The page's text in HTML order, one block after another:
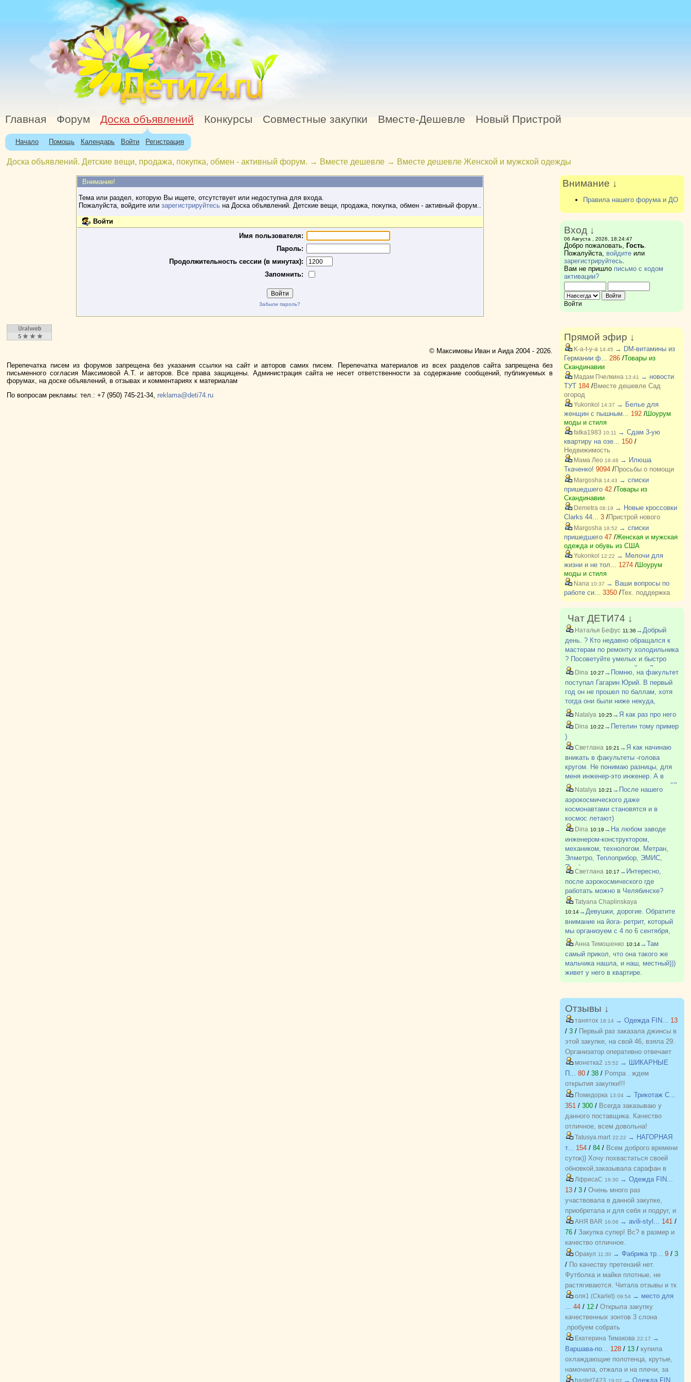
Главная Форум Доска объявлений Конкурсы Совместные закупки Вместе-Дешевле Новый Пристрой
Начало Помощь Календарь Войти Регистрация
Доска объявлений. Детские вещи, продажа, покупка, обмен - активный форум. → Вместе дешевле → Вместе дешевле Женской и мужской одежды
Внимание!
Тема или раздел, которую Вы ищете, отсутствует или недоступна для входа.
Пожалуйста, войдите или зарегистрируйтесьна Доска объявлений. Детские вещи, продажа, покупка, обмен - активный форум..
Войти
Имя пользователя:
Пароль:
Продолжительность сессии (в минутах):
Запомнить:
Забыли пароль?
© Максимовы Иван и Аида 2004 - 2026.
Перепечатка писем из форумов запрещена без указания ссылки на сайт и авторов самих писем. Перепечатка материалов из всех разделов сайта запрещена без
письменного согласия Максимовой А.Т. и авторов. Все права защищены. Администрация сайта не несет ответственности за содержание сообщений, публикуемых в
форумах, на доске объявлений, в отзывах и комментариях к материалам
По вопросам рекламы: тел.: +7 (950) 745-21-34,reklama@deti74.ru
Внимание ↓
Правила нашего форума и ДО
Вход ↓
06 Августа , 2026, 18:24:47
Добро пожаловать, Гость.
Пожалуйста, войдитеили
зарегистрируйтесь.
Вам не пришло письмо с кодом
активации?
Войти
Прямой эфир ↓
K-a-t-y-a 14:45 → DM-витамины из
Германии ф... 286/Товары из
Скандинавии
Мадам Пчелкина 13:41
→ новости
ТУТ 184/Вместе дешевле Сад
огород
Yukonkol 14:37 → Белье для
женщин с пышным... 192/Шоурум
моды и стиля
fatka1983 10:11
→ Сдам 3-ую
квартиру на озе... 150/
Недвижимость
Мама Лео 16:48 → Илюша
Ткаченко! 9094/Просьбы о помощи
Margosha 14:43 → списки
пришедшего 42/Товары из
Скандинавии
Demetra 08:19 → Новые кроссовки
Clarks 44... 3/Пристрой нового
Margosha 18:52 → списки
пришедшего 47/Женская и мужская
одежда и обувь из США
Yukonkol 12:22 → Мелочи для
жизни и не тол... 1274/Шоурум
моды и стиля
Nana 10:37 → Ваши вопросы по
работе си... 3350/Тех. поддержка
Чат ДЕТИ74 ↓
Наталья Бефус 11:36 →Добрый
день. ? Кто недавно обращался к
мастерам по ремонту холодильника
? Посоветуйте умелых и быстро
приезжающих пожалуйста ?
Dina 10:27 →Помню, на факультет
поступал Гагарин Юрий. В первый
год он не прошел по баллам, хотя
тогда они были ниже некуда,
наверно самые низкие во всем
ЮУрГу. Вроде позже поступил, но
не знаю, окончил или нет
Natalya 10:25→Я как раз про него
Dina 10:22 →Петелин тому пример
)
Светлана 10:21 →Я как начинаю
вникать в факультеты -голова
кругом. Не понимаю разницы, для
меня инженер-это инженер. А в
каждом вузе столько направлений?
Natalya 10:21 →После нашего
аэрокосмического даже
космонавтами становятся и в
космос летают)
Dina 10:19 →На любом заводе
инженером-конструктором,
механиком, технологом. Метран,
Элметро, Теплоприбор, ЭМИС,
Прибор и тп
Светлана 10:17 →Интересно,
после аэрокосмического где
работать можно в Челябинске?
Tatyana Chaplinskaya
10:14→Девушки, дорогие. Обратите
внимание на йога- ретрит, который
мы организуем с 4 по 6 сентября,
вся информация в рубрике
Болталка . В возрасте "бабьего
лета", важно не только физическое,
но и ментальное здоровье.Мы
будем?
Анна Тимошенко 10:14→Там
самый прикол, что она такого же
мальчика нашла, и наш, местный)))
живет у него в квартире.
Отзывы ↓
таняток 18:14 → Одежда FIN... 13
/ 3 / Первый раз заказала джинсы в
этой закупке, на свой 46, взяла 29.
Организатор оперативно отвечает
на вопросы. Спасибо!!!
монетка2 15:52 → ШИКАРНЫЕ
П... 80 / 38 / Pompa . ждем
открытия закупки!!!
Помидорка 13:04 → Трикотаж C...
351 / 300 / Всегда заказываю у
данного поставщика. Качество
отличное, всем довольна!
Tatusya.mart 22:22 → НАГОРНАЯ
т... 154 / 84 / Всем доброго времени
суток)) Хочу похвастаться своей
обновкой,заказывала сарафан в
закупке (Нагорная трикотаж) и
осталась в полном восторге от
качества)) Соответствие
размерности и качество Выше
всяких похвал))
ЛфрисаС 16:30 → Одежда FIN...
13 / 3 / Очень много раз
участвовала в данной закупке,
приобретала и для себя и подруг, и
джинсы, и джемпера, и платья, и
блузки, вещи качественные,
соответствуют размеру и
описанию, организатор умничка
всегда оперативно отвечает, с
удовольствием буду участвовать
еще!
АНЯ BAR 16:06 → avili-styl... 141 /
76 / Закупка супер! Вс? в размер и
качество отличное.
Оракул 11:30 → Фабрика тр... 9 / 3
/ По качеству претензий нет.
Футболка и майки плотные, не
растягиваются. Читала отзывы и тк
люблю не в облипку вещи, на свой
46р-р заказала все вещи 48, все
равно получилось в облипку, и на
мой взгляд на рост 165-168
женский, у меня 173 мне
коротковато, но ношу все вещи с
юбками не заправляя.
оля1 (Ckarlet) 09:54 → место для
... 44 / 12 / Открыла закупку
качественных зонтов 3 слона
,пробуем собрать
https://zakupki.deti74.ru/index.php?
route=purchase/show&id=1851321
Екатерина Тимакова 22:17 →
Варшава-по... 128 / 13 / купила
охлаждающие полотенца, крутые,
намочила, отжала и на плечи, за
счет сетчатого переплетения при
bastet7423 19:02 → Одежда FIN...